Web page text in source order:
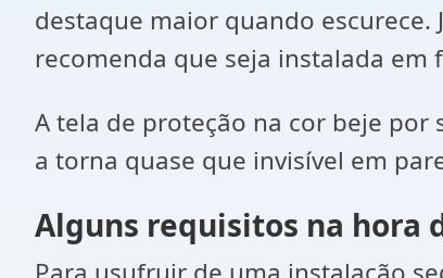
destaque maior quando
recomenda que seja instalada em
A tela de proteção na cor beje por
a torna quase que invisível em
Alguns requisitos na hora